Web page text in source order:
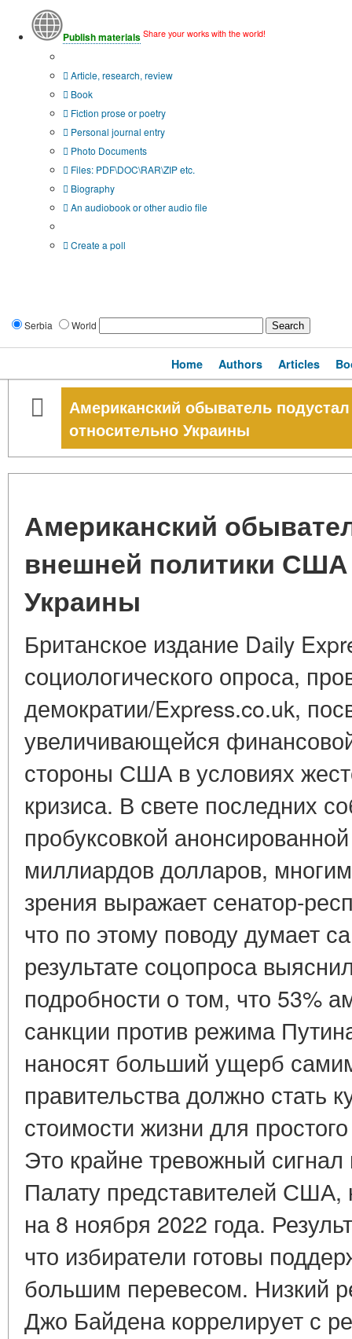
Publish materials Share your works with the world!
Article, research, review
Book
Fiction prose or poetry
Personal journal entry
Photo Documents
Files: PDF\DOC\RAR\ZIP etc.
Biography
An audiobook or other audio file
Create a poll
Serbia World
Home Authors Articles
Американский обыватель
относительно Украины
Американский
внешней политики США
Украины
Британское издание Daily
социологического опроса,
демократии/Express.co.uk,
увеличивающейся
стороны США в условиях
кризиса. В свете последних
пробуксовкой
миллиардов долларов,
зрения выражает сенатор-
что по этому поводу думает
результате соцопроса
подробности о том, что 53%
санкции против режима
наносят больший ущерб
правительства должно стать
стоимости жизни для
Это крайне тревожный
Палату представителей США,
на 8 ноября 2022 года.
что избиратели готовы
большим перевесом. Низкий
Джо Байдена коррелирует с